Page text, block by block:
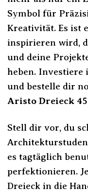
Symbol für
Kreativität. Es ist
inspirieren wird,
und deine
heben.
und bestelle dir
Aristo Dreieck
Stell dir vor, du
es tagtäglich
perfektionieren.
Dreieck in die